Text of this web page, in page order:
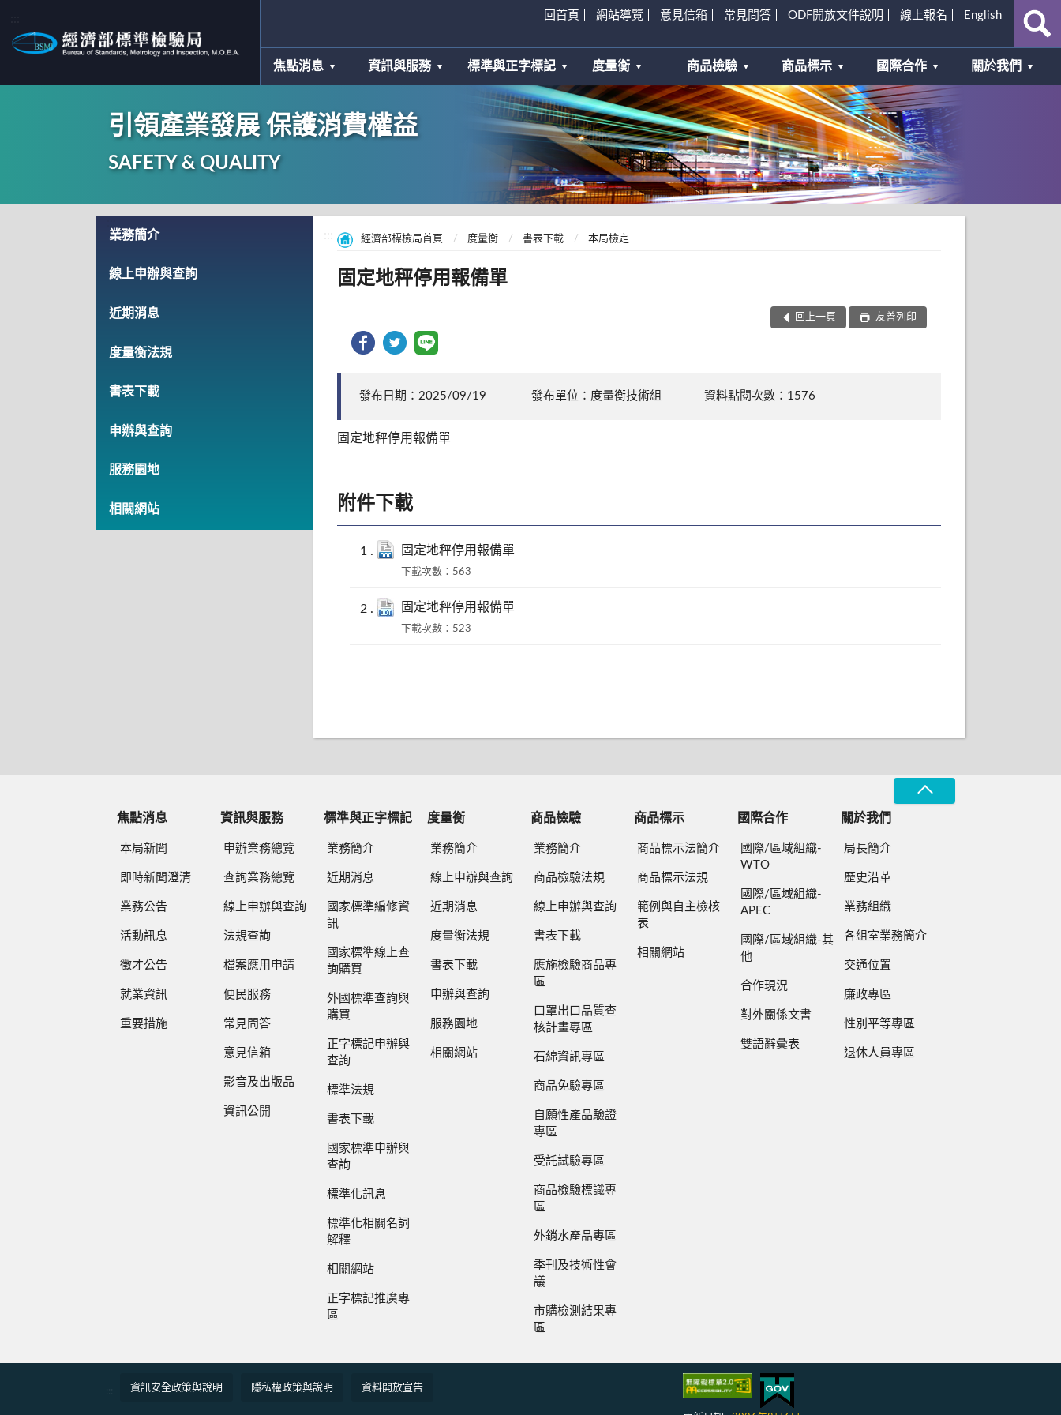
回首頁 網站導覽 意見信箱 常見問答 ODF開放文件說明 線上報名 English
焦點消息 資訊與服務 標準與正字標記 度量衡 商品檢驗 商品標示 國際合作 關於我們
引領產業發展 保護消費權益
SAFETY & QUALITY
業務簡介
線上申辦與查詢
近期消息
度量衡法規
書表下載
申辦與查詢
服務園地
相關網站
經濟部標檢局首頁 度量衡 書表下載 本局檢定
固定地秤停用報備單
回上一頁 友善列印
發布日期：2025/09/19 發布單位：度量衡技術組 資料點閱次數：1576
固定地秤停用報備單
附件下載
固定地秤停用報備單
下載次數：563
固定地秤停用報備單
下載次數：523
焦點消息
本局新聞
即時新聞澄清
業務公告
活動訊息
徵才公告
就業資訊
重要措施
資訊與服務
申辦業務總覽
查詢業務總覽
線上申辦與查詢
法規查詢
檔案應用申請
便民服務
常見問答
意見信箱
影音及出版品
資訊公開
標準與正字標記
業務簡介
近期消息
國家標準編修資
訊
國家標準線上查
詢購買
外國標準查詢與
購買
正字標記申辦與
查詢
標準法規
書表下載
國家標準申辦與
查詢
標準化訊息
標準化相關名詞
解釋
相關網站
正字標記推廣專
區
度量衡
業務簡介
線上申辦與查詢
近期消息
度量衡法規
書表下載
申辦與查詢
服務園地
相關網站
商品檢驗
業務簡介
商品檢驗法規
線上申辦與查詢
書表下載
應施檢驗商品專
區
口罩出口品質查
核計畫專區
石綿資訊專區
商品免驗專區
自願性產品驗證
專區
受託試驗專區
商品檢驗標識專
區
外銷水產品專區
季刊及技術性會
議
市購檢測結果專
區
商品標示
商品標示法簡介
商品標示法規
範例與自主檢核
表
相關網站
國際合作
國際/區域組織-
WTO
國際/區域組織-
APEC
國際/區域組織-其
他
合作現況
對外關係文書
雙語辭彙表
關於我們
局長簡介
歷史沿革
業務組織
各組室業務簡介
交通位置
廉政專區
性別平等專區
退休人員專區
資訊安全政策與說明 隱私權政策與說明 資料開放宣告